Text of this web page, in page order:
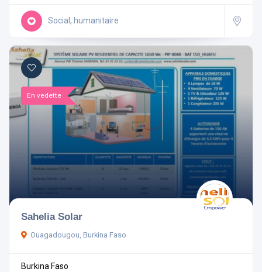
Réinitialiser les filtres
Social, humanitaire
En vedette
Sahelia Solar
Ouagadougou, Burkina Faso
Burkina Faso